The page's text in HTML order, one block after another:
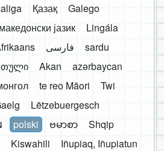
Қазақ
Galego
македонски јазик
Lingála
فارسی
sardu
Akan
azərbaycan
te reo Māori
Twi
Lëtzebuergesch
polski ဗမာစာ
Shqip
Kiswahili
Iñupiaq, Iñupiatun